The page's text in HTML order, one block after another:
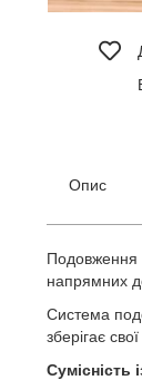
Опис
Подовження
напрямних
Система
зберігає
Сумісність